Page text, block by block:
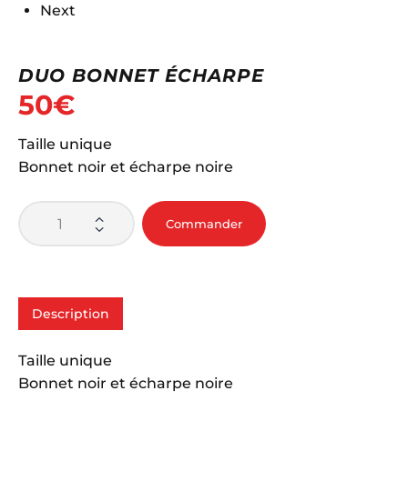
Next
DUO BONNET ÉCHARPE
50€
Taille unique
Bonnet noir et écharpe noire
Commander
Description
Taille unique
Bonnet noir et écharpe noire